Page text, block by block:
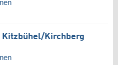
Kitzbühel/​Kirchberg